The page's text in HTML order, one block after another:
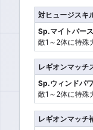
対ヒュージスキ
Sp.マイトバー
敵1～2体に特殊
レギオンマッチ
Sp.ウィンドパ
敵1～2体に特殊
レギオンマッチ